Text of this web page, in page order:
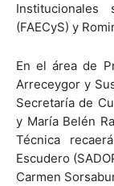
(FAECyS) y
En el área de
Arreceygor y
Secretaría de
y María Belén
Técnica
Escudero
Carmen